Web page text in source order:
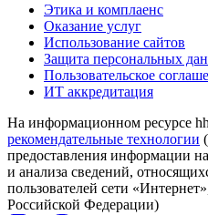
Этика и комплаенс
Оказание услуг
Использование сайтов
Защита персональных
Пользовательское
ИТ аккредитация
На информационном ресурсе
рекомендательные технологии
предоставления информации
и анализа сведений,
пользователей сети
Российской Федерации)